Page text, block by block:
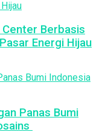
Berbasis
Energi Hijau
Panas Bumi